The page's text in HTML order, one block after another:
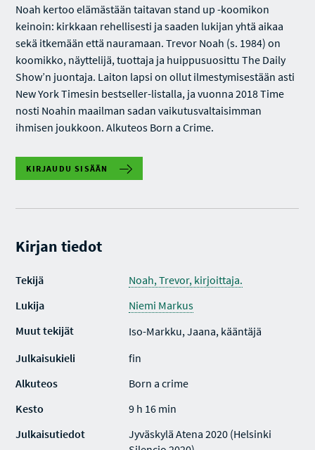
Noah kertoo elämästään taitavan stand up -koomikon
keinoin: kirkkaan rehellisesti ja saaden lukijan yhtä aikaa
sekä itkemään että nauramaan. Trevor Noah (s. 1984) on
koomikko, näyttelijä, tuottaja ja huippusuosittu The Daily
Show’n juontaja. Laiton lapsi on ollut ilmestymisestään asti
New York Timesin bestseller-listalla, ja vuonna 2018 Time
nosti Noahin maailman sadan vaikutusvaltaisimman
ihmisen joukkoon. Alkuteos Born a Crime.
KIRJAUDU SISÄÄN
Kirjan tiedot
Tekijä
Noah, Trevor, kirjoittaja.
Lukija
Niemi Markus
Muut tekijät
Iso-Markku, Jaana, kääntäjä
Julkaisukieli
fin
Alkuteos
Born a crime
Kesto
9 h 16 min
Julkaisutiedot
Jyväskylä Atena 2020 (Helsinki